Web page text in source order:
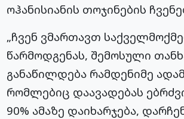
ოჰანისიანის თოჯინების
„ჩვენ ვმართავთ
წარმოდგენას, შემოსული
განაწილდება რამდენიმე
რომლებიც დაავადებას
90% ამაზე დაიხარჯება,